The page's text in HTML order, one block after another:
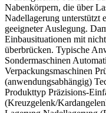
Nabenkörpern, die über
Nadellagerung unterstützt
geeigneter Auslegung.
Einbausituationen mit
überbrücken. Typische
Sondermaschinen
Verpackungsmaschinen
(anwendungsabhängig)
Produkttyp Präzisions-
(Kreuzgelenk/